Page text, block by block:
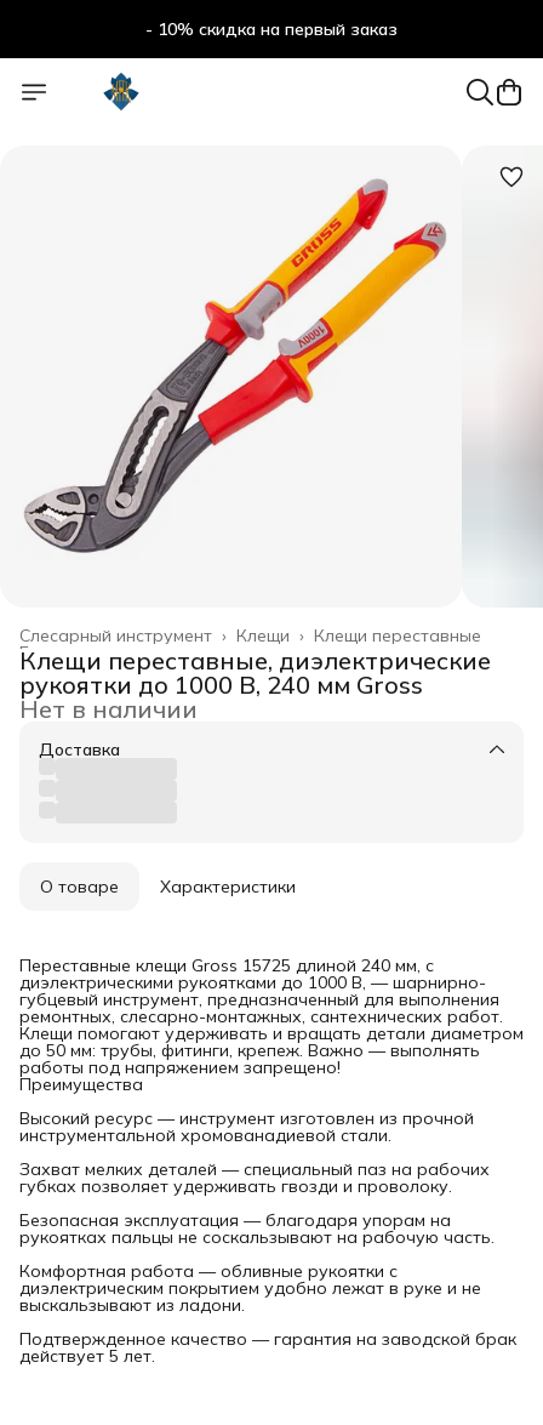
- 10% скидка на первый заказ
Клещи переставные
Клещи ›
Слесарный инструмент ›
Главная ›
Клещи переставные, диэлектрические
рукоятки до 1000 В, 240 мм Gross
Нет в наличии
Доставка
О товаре Характеристики
Переставные клещи Gross 15725 длиной 240 мм, с
диэлектрическими рукоятками до 1000 В, — шарнирно-
губцевый инструмент, предназначенный для выполнения
ремонтных, слесарно-монтажных, сантехнических работ.
Клещи помогают удерживать и вращать детали диаметром
до 50 мм: трубы, фитинги, крепеж. Важно — выполнять
работы под напряжением запрещено!
Преимущества
Высокий ресурс — инструмент изготовлен из прочной
инструментальной хромованадиевой стали.
Захват мелких деталей — специальный паз на рабочих
губках позволяет удерживать гвозди и проволоку.
Безопасная эксплуатация — благодаря упорам на
рукоятках пальцы не соскальзывают на рабочую часть.
Комфортная работа — обливные рукоятки с
диэлектрическим покрытием удобно лежат в руке и не
выскальзывают из ладони.
Подтвержденное качество — гарантия на заводской брак
действует 5 лет.